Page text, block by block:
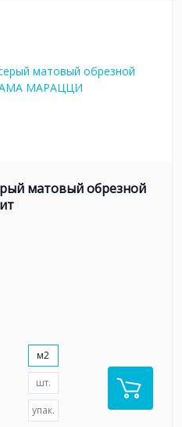
матовый обрезной
м2
шт.
упак.